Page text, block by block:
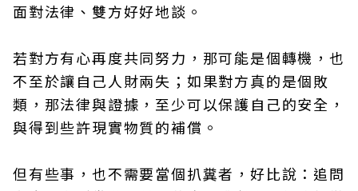
面對法律、雙方好好地談。
若對方有心再度共同努力，那可能是個轉機，也
不至於讓自己人財兩失；如果對方真的是個敗
類，那法律與證據，至少可以保護自己的安全，
與得到些許現實物質的補償。
但有些事，也不需要當個扒糞者，好比說：追問